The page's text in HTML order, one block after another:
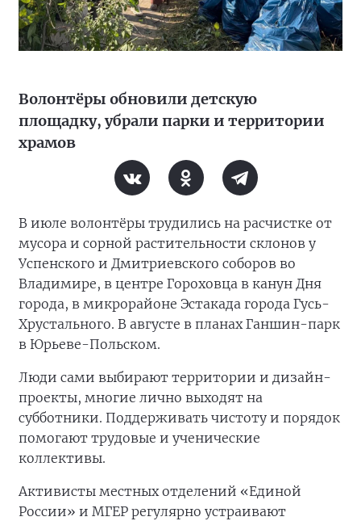
Волонтёры обновили детскую
площадку, убрали парки и территории
храмов
В июле волонтёры трудились на расчистке от
мусора и сорной растительности склонов у
Успенского и Дмитриевского соборов во
Владимире, в центре Гороховца в канун Дня
города, в микрорайоне Эстакада города Гусь-
Хрустального. В августе в планах Ганшин-парк
в Юрьеве-Польском.
Люди сами выбирают территории и дизайн-
проекты, многие лично выходят на
субботники. Поддерживать чистоту и порядок
помогают трудовые и ученические
коллективы.
Активисты местных отделений «Единой
России» и МГЕР регулярно устраивают